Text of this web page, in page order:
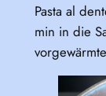
Pasta al
min in die